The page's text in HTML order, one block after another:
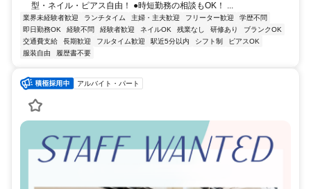
型・ネイル・ピアス自由！ ●時短勤務の相談もOK！ ...
業界未経験者歓迎 ランチタイム 主婦・主夫歓迎 フリーター歓迎
学歴不問
即日勤務OK
経験不問 経験者歓迎 ネイルOK 残業なし 研修あり
ブランクOK
交通費支給
長期歓迎 フルタイム歓迎 駅近5分以内 シフト制
ピアスOK
服装自由
履歴書不要
アルバイト・パート